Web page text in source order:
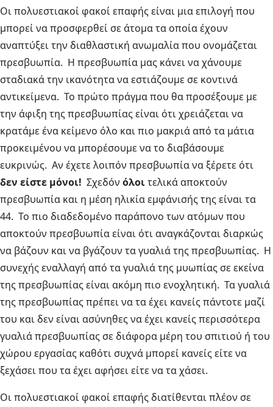
Οι πολυεστιακοί φακοί επαφής είναι μια επιλογή που
μπορεί να προσφερθεί σε άτομα τα οποία έχουν
αναπτύξει την διαθλαστική ανωμαλία που ονομάζεται
πρεσβυωπία. Η πρεσβυωπία μας κάνει να χάνουμε
σταδιακά την ικανότητα να εστιάζουμε σε κοντινά
αντικείμενα. Το πρώτο πράγμα που θα προσέξουμε με
την άφιξη της πρεσβυωπίας είναι ότι χρειάζεται να
κρατάμε ένα κείμενο όλο και πιο μακριά από τα μάτια
προκειμένου να μπορέσουμε να το διαβάσουμε
ευκρινώς. Αν έχετε λοιπόν πρεσβυωπία να ξέρετε ότι
δεν είστε μόνοι! Σχεδόν όλοιτελικά αποκτούν
πρεσβυωπία και η μέση ηλικία εμφάνισής της είναι τα
44. Το πιο διαδεδομένο παράπονο των ατόμων που
αποκτούν πρεσβυωπία είναι ότι αναγκάζονται διαρκώς
να βάζουν και να βγάζουν τα γυαλιά της πρεσβυωπίας. Η
συνεχής εναλλαγή από τα γυαλιά της μυωπίας σε εκείνα
της πρεσβυωπίας είναι ακόμη πιο ενοχλητική. Τα γυαλιά
της πρεσβυωπίας πρέπει να τα έχει κανείς πάντοτε μαζί
του και δεν είναι ασύνηθες να έχει κανείς περισσότερα
γυαλιά πρεσβυωπίας σε διάφορα μέρη του σπιτιού ή του
χώρου εργασίας καθότι συχνά μπορεί κανείς είτε να
ξεχάσει που τα έχει αφήσει είτε να τα χάσει.
Οι πολυεστιακοί φακοί επαφής διατίθενται πλέον σε